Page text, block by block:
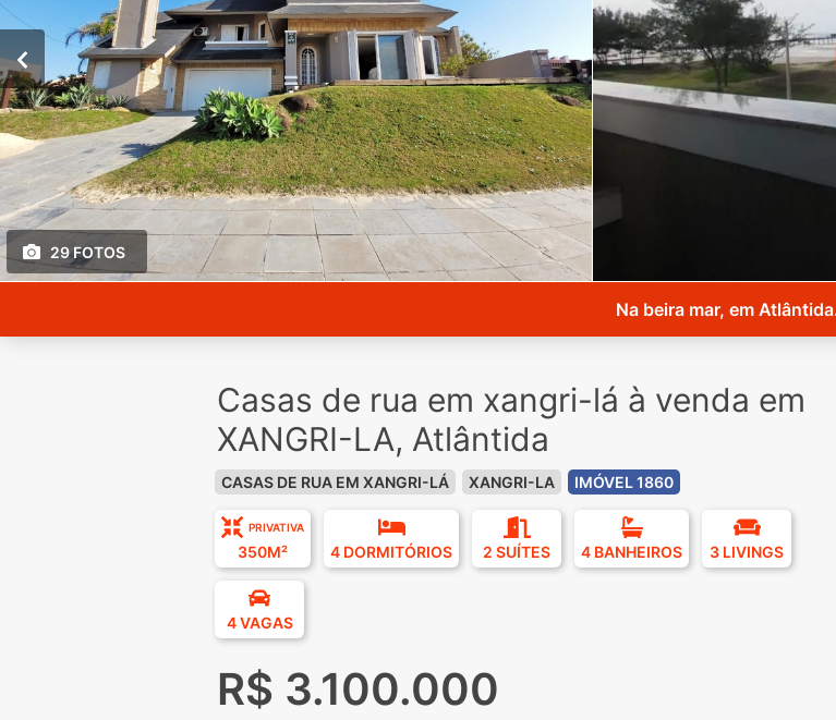
29 FOTOS
Na beira mar, em
Casas de rua em xangri-lá à venda em
XANGRI-LA, Atlântida
CASAS DE RUA EM XANGRI-LÁ XANGRI-LA IMÓVEL 1860
PRIVATIVA
350M² 4 DORMITÓRIOS 2 SUÍTES 4 BANHEIROS 3 LIVINGS
4 VAGAS
R$ 3.100.000